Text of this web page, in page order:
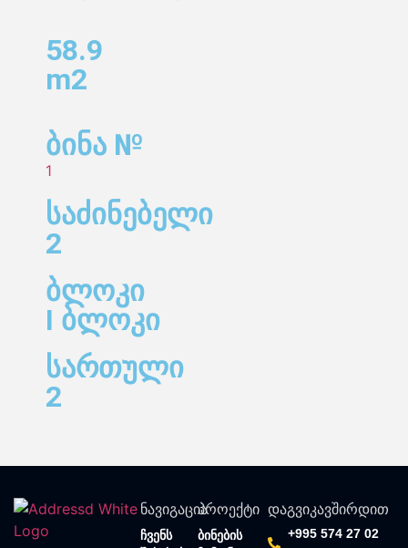
58.9
m2
ბინა №
1
საძინებელი
2
ბლოკი
I ბლოკი
სართული
2
ნავიგაცია
ჩვენს
პროექტი
ბინების
დაგვიკავშირდით
+995 574 27 02